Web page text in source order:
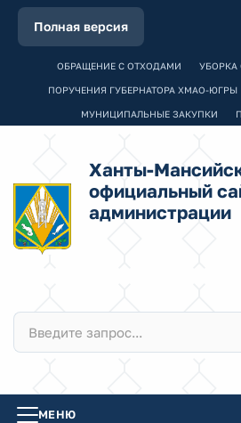
Полная версия
ОБРАЩЕНИЕ С ОТХОДАМИ УБОРКА
ПОРУЧЕНИЯ ГУБЕРНАТОРА ХМАО-ЮГРЫ
МУНИЦИПАЛЬНЫЕ ЗАКУПКИ
Ханты-
официальный
администрации
МЕНЮ